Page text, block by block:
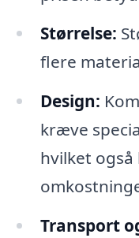
Størrelse:
flere
Design:
kræve
hvilket også
Transport